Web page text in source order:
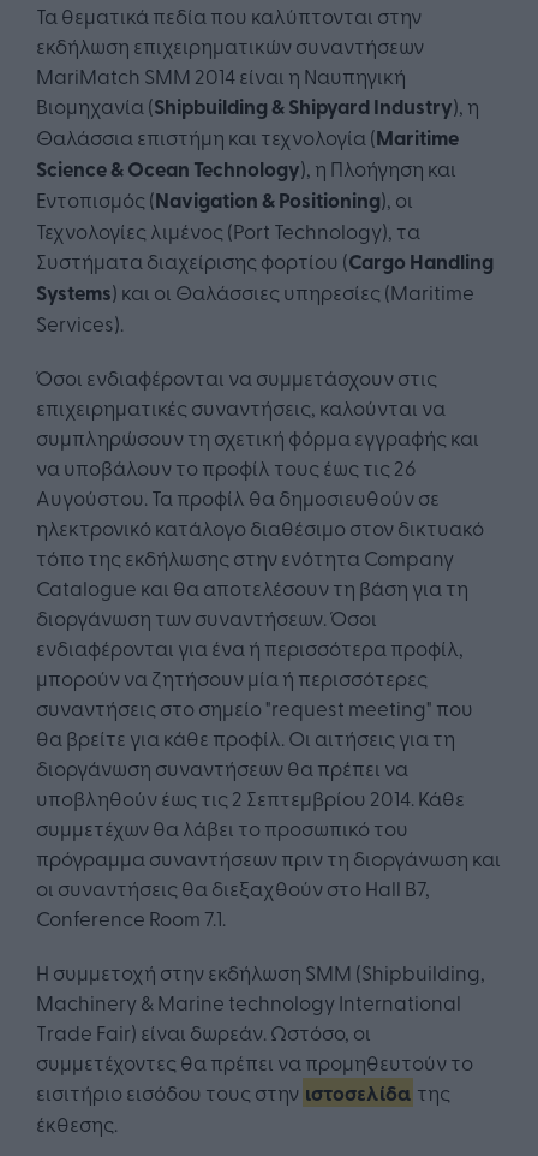
Τα θεματικά πεδία που καλύπτονται στην
εκδήλωση επιχειρηματικών συναντήσεων
MariMatch SMM 2014 είναι η Ναυπηγική
Βιομηχανία (Shipbuilding & Shipyard Industry), η
Θαλάσσια επιστήμη και τεχνολογία (Maritime
Science & Ocean Technology), η Πλοήγηση και
Εντοπισμός (Navigation & Positioning), οι
Τεχνολογίες λιμένος (Port Technology), τα
Συστήματα διαχείρισης φορτίου (Cargo Handling
Systems) και οι Θαλάσσιες υπηρεσίες (Maritime
Services).
Όσοι ενδιαφέρονται να συμμετάσχουν στις
επιχειρηματικές συναντήσεις, καλούνται να
συμπληρώσουν τη σχετική φόρμα εγγραφής και
να υποβάλουν το προφίλ τους έως τις 26
Αυγούστου. Τα προφίλ θα δημοσιευθούν σε
ηλεκτρονικό κατάλογο διαθέσιμο στον δικτυακό
τόπο της εκδήλωσης στην ενότητα Company
Catalogue και θα αποτελέσουν τη βάση για τη
διοργάνωση των συναντήσεων. Όσοι
ενδιαφέρονται για ένα ή περισσότερα προφίλ,
μπορούν να ζητήσουν μία ή περισσότερες
συναντήσεις στο σημείο "request meeting" που
θα βρείτε για κάθε προφίλ. Οι αιτήσεις για τη
διοργάνωση συναντήσεων θα πρέπει να
υποβληθούν έως τις 2 Σεπτεμβρίου 2014. Κάθε
συμμετέχων θα λάβει το προσωπικό του
πρόγραμμα συναντήσεων πριν τη διοργάνωση και
οι συναντήσεις θα διεξαχθούν στο Hall B7,
Conference Room 7.1.
Η συμμετοχή στην εκδήλωση SMM (Shipbuilding,
Machinery & Marine technology Ιnternational
Τrade Fair) είναι δωρεάν. Ωστόσο, οι
συμμετέχοντες θα πρέπει να προμηθευτούν το
εισιτήριο εισόδου τους στην ιστοσελίδα της
έκθεσης.